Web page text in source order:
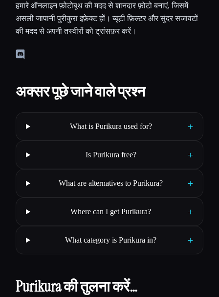
हमारे ऑनलाइन फ़ोटोबूथ की मदद से शानदार फ़ोटो बनाएं, जिसमें
असली जापानी पुरीकुरा इफ़ेक्ट हों। ब्यूटी फ़िल्टर और सुंदर सजावटों
की मदद से अपनी तस्वीरों को ट्रांसफ़र करें।
अक्सर पूछे जाने वाले प्रश्न
What is Purikura used for? +
Is Purikura free? +
What are alternatives to Purikura? +
Where can I get Purikura? +
What category is Purikura in? +
Purikura की तुलना करें…